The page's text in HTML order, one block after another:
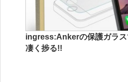
ingress:Ankerの保護ガラ
凄く捗る!!